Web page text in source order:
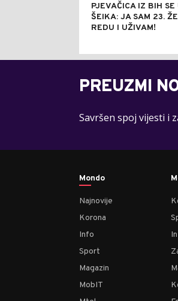
PJEVAČICA IZ BIH
ŠEIKA: JA SAM 23.
REDU I UŽIVAM!
PREUZMI
Savršen spoj vijesti i
Mondo
Najnovije
Korona
Info
Sport
Magazin
MobIT